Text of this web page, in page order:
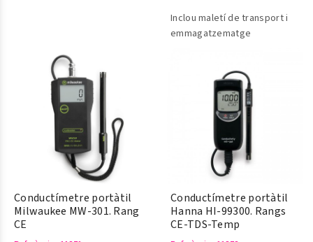
Inclou maletí de transport i
emmagatzematge
Conductímetre portàtil
Milwaukee MW-301. Rang
CE
Conductímetre portàtil
Hanna HI-99300. Rangs
CE-TDS-Temp